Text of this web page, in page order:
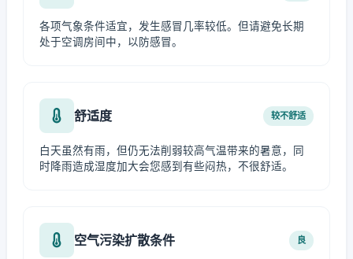
各项气象条件适宜，发生感冒几率较低。但请避免长期
处于空调房间中，以防感冒。
舒适度 较不舒适
白天虽然有雨，但仍无法削弱较高气温带来的暑意，同
时降雨造成湿度加大会您感到有些闷热，不很舒适。
空气污染扩散条件 良